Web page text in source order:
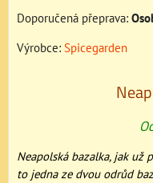
Výrobce: Spicegarden
Neapolská bazalka, jak už
to jedna ze dvou odrůd